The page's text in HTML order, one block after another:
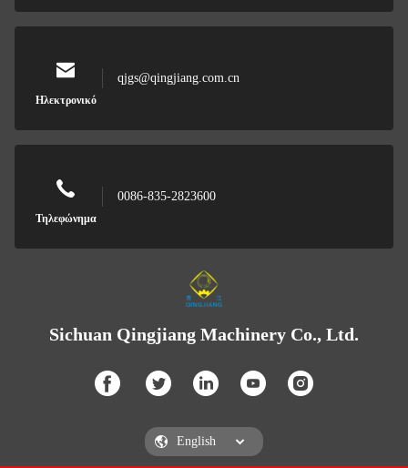
Ηλεκτρονικό
qjgs@qingjiang.com.cn
Τηλεφώνημα
0086-835-2823600
Sichuan Qingjiang Machinery Co., Ltd.